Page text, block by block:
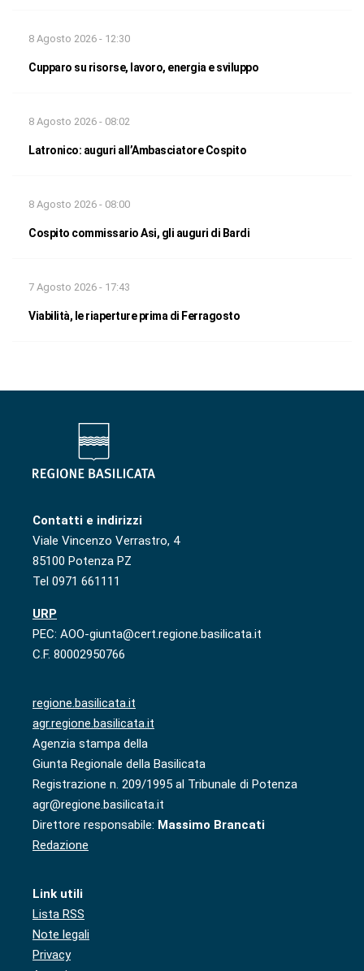
8 Agosto 2026 - 12:30
Cupparo su risorse, lavoro, energia e sviluppo
8 Agosto 2026 - 08:02
Latronico: auguri all’Ambasciatore Cospito
8 Agosto 2026 - 08:00
Cospito commissario Asi, gli auguri di Bardi
7 Agosto 2026 - 17:43
Viabilità, le riaperture prima di Ferragosto
Contatti e indirizzi
Viale Vincenzo Verrastro, 4
85100 Potenza PZ
Tel 0971 661111
URP
PEC: AOO-giunta@cert.regione.basilicata.it
C.F. 80002950766
regione.basilicata.it
agr.regione.basilicata.it
Agenzia stampa della
Giunta Regionale della Basilicata
Registrazione n. 209/1995 al Tribunale di Potenza
agr@regione.basilicata.it
Direttore responsabile: Massimo Brancati
Redazione
Link utili
Lista RSS
Note legali
Privacy